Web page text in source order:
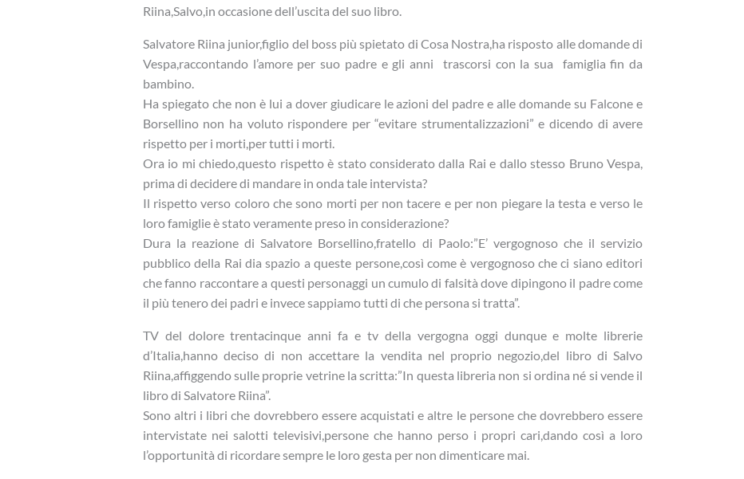
Riina,Salvo,in occasione dell’uscita del suo libro.
Salvatore Riina junior,figlio del boss più spietato di Cosa Nostra,ha risposto alle domande di
Vespa,raccontando l’amore per suo padre e gli anni trascorsi con la sua famiglia fin da
bambino.
Ha spiegato che non è lui a dover giudicare le azioni del padre e alle domande su Falcone e
Borsellino non ha voluto rispondere per “evitare strumentalizzazioni” e dicendo di avere
rispetto per i morti,per tutti i morti.
Ora io mi chiedo,questo rispetto è stato considerato dalla Rai e dallo stesso Bruno Vespa,
prima di decidere di mandare in onda tale intervista?
Il rispetto verso coloro che sono morti per non tacere e per non piegare la testa e verso le
loro famiglie è stato veramente preso in considerazione?
Dura la reazione di Salvatore Borsellino,fratello di Paolo:”E’ vergognoso che il servizio
pubblico della Rai dia spazio a queste persone,così come è vergognoso che ci siano editori
che fanno raccontare a questi personaggi un cumulo di falsità dove dipingono il padre come
il più tenero dei padri e invece sappiamo tutti di che persona si tratta”.
TV del dolore trentacinque anni fa e tv della vergogna oggi dunque e molte librerie
d’Italia,hanno deciso di non accettare la vendita nel proprio negozio,del libro di Salvo
Riina,affiggendo sulle proprie vetrine la scritta:”In questa libreria non si ordina né si vende il
libro di Salvatore Riina”.
Sono altri i libri che dovrebbero essere acquistati e altre le persone che dovrebbero essere
intervistate nei salotti televisivi,persone che hanno perso i propri cari,dando così a loro
l’opportunità di ricordare sempre le loro gesta per non dimenticare mai.